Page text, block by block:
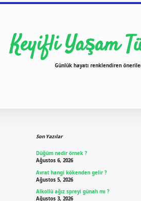
Keyifli Yaşam
Günlük hayatı renklendiren
Son Yazılar
Düğüm nedir örnek ?
Ağustos 6, 2026
Avrat hangi kökenden gelir ?
Ağustos 5, 2026
Alkollü ağız spreyi günah mı ?
Ağustos 3, 2026